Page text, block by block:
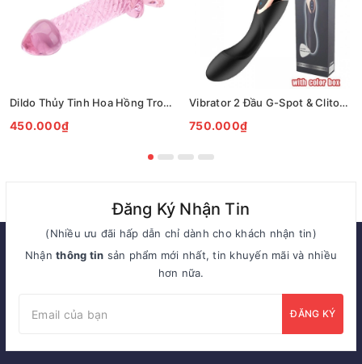
Dildo Thủy Tinh Hoa Hồng Trong Suốt Xoắn Nghệ Thuật Cao Cấp
450.000₫
Vibrator 2 Đầu G-Spot & Clitoral Rung Sóng Kép 10 Chế Độ
750.000₫
Đăng Ký Nhận Tin
(Nhiều ưu đãi hấp dẫn chỉ dành cho khách nhận tin)
Nhậnthông tin sản phẩm mới nhất, tin khuyến mãi và nhiều
hơn nữa.
ĐĂNG KÝ